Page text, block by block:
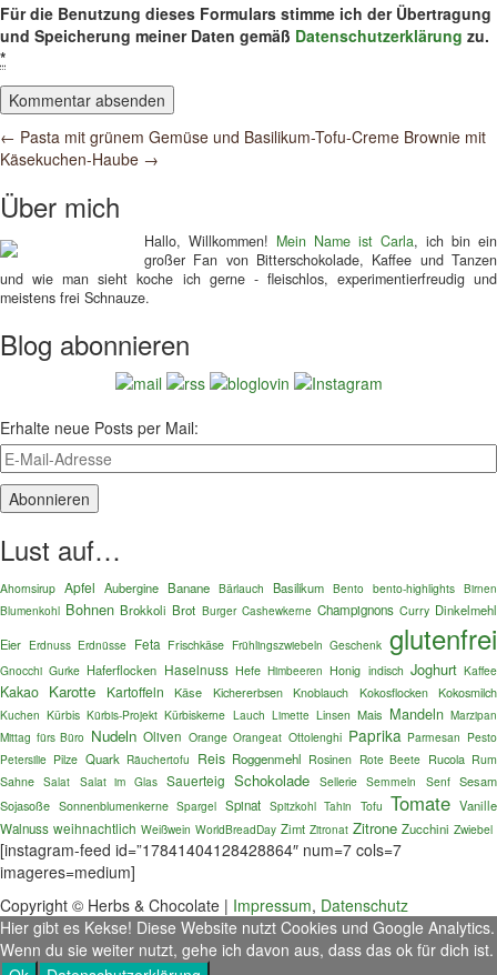
Für die Benutzung dieses Formulars stimme ich der Übertragung
und Speicherung meiner Daten gemäß Datenschutzerklärung zu.
*
Post
navigation
← Pasta mit grünem Gemüse und Basilikum-Tofu-Creme Brownie mit
Käsekuchen-Haube →
Über mich
Hallo, Willkommen! Mein Name ist Carla, ich bin ein
großer Fan von Bitterschokolade, Kaffee und Tanzen
und wie man sieht koche ich gerne - fleischlos, experimentierfreudig und
meistens frei Schnauze.
Blog abonnieren
Erhalte neue Posts per Mail:
Lust auf…
Ahornsirup Apfel Aubergine Banane Bärlauch Basilikum Bento bento-highlights Birnen
Blumenkohl Bohnen Brokkoli Brot Burger Cashewkerne Champignons Curry Dinkelmehl
Eier Erdnuss Erdnüsse Feta Frischkäse Frühlingszwiebeln Geschenk glutenfrei
Gnocchi Gurke Haferflocken Haselnuss Hefe Himbeeren Honig indisch Joghurt Kaffee
Kakao Karotte Kartoffeln Käse Kichererbsen Knoblauch Kokosflocken Kokosmilch
Kuchen Kürbis Kürbis-Projekt Kürbiskerne Lauch Limette Linsen Mais Mandeln Marzipan
Mittag fürs Büro Nudeln Oliven Orange Orangeat Ottolenghi Paprika Parmesan Pesto
Petersilie Pilze Quark Räuchertofu Reis Roggenmehl Rosinen Rote Beete Rucola Rum
Sahne
Salat Salat im Glas Sauerteig Schokolade Sellerie Semmeln Senf Sesam
Sojasoße Sonnenblumenkerne Spargel Spinat Spitzkohl Tahin Tofu Tomate Vanille
Walnuss weihnachtlich Weißwein WorldBreadDay Zimt Zitronat Zitrone Zucchini Zwiebel
[instagram-feed id=”17841404128428864″ num=7 cols=7
imageres=medium]
Copyright © Herbs & Chocolate | Impressum, Datenschutz
Hier gibt es Kekse! Diese Website nutzt Cookies und Google Analytics.
Wenn du sie weiter nutzt, gehe ich davon aus, dass das ok für dich ist.